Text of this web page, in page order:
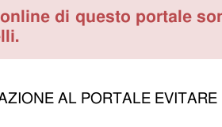
di questo portale
AL PORTALE